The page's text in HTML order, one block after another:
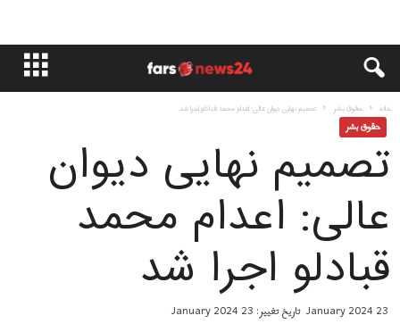
خانه حقوق بشر تصمیم نهایی دیوان عالی: اعدام محمد قبادلو اجرا شد
حقوق بشر
تصمیم نهایی دیوان
عالی: اعدام محمد
قبادلو اجرا شد
23 January 2024 تاریخ تغییر: 23 January 2024